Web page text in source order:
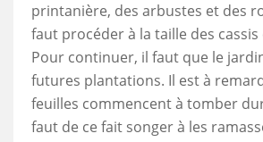
printanière, des arbustes et des
faut procéder à la taille des
Pour continuer, il faut que le
futures plantations. Il est à
feuilles commencent à tomber
faut de ce fait songer à les